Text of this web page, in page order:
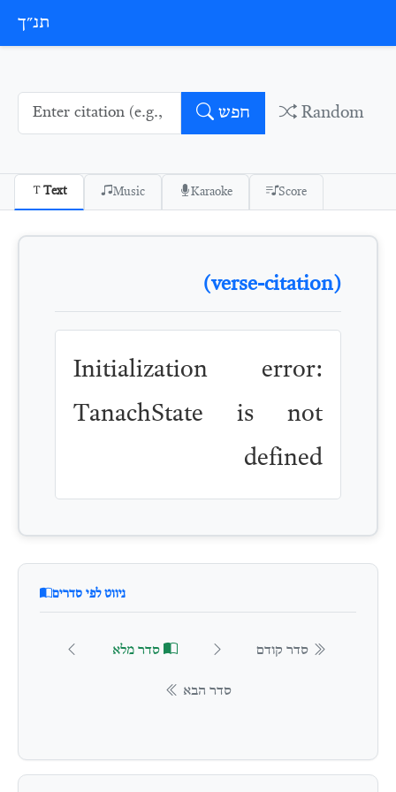
תנ״ך
חפש Random
Text Music Karaoke Score
(verse-citation)
Initialization error:
TanachState is not
defined
ניווט לפי סדרים
סדר קודם סדר מלא
סדר הבא